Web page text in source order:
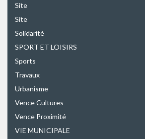
Site
Site
Solidarité
SPORT ET LOISIRS
Sports
Travaux
Urbanisme
Vence Cultures
Vence Proximité
VIE MUNICIPALE